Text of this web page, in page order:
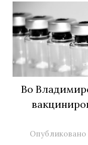
Во
Опубликовано